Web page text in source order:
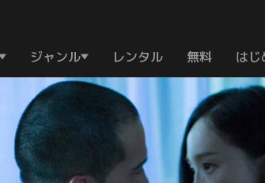
ジャンル レンタル 無料 はじ